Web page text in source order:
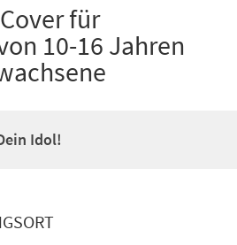
für
10-16 Jahren
Idol!